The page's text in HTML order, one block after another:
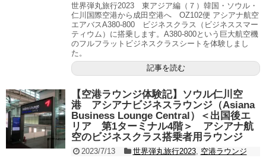
世界弾丸旅行2023 東アジア編（７）韓国・ソウル・
仁川国際空港から成田空港へ OZ102便 アシアナ航空
エアバスA380-800 ビジネスクラス（ビジネススマー
ティウム）に搭乗します。A380-800という巨大航空機
のフルフラットビジネスクラスシートを体験しまし
た。
記事を読む
【空港ラウンジ体験記】ソウル仁川空
港 アシアナビジネスラウンジ（Asiana
Business Lounge Central）＜出国後エ
リア 第1ターミナル4階＞ アシアナ航
空のビジネスクラス搭乗者用ラウンジ
2023/7/13 世界弾丸旅行2023, 空港ラウンジ